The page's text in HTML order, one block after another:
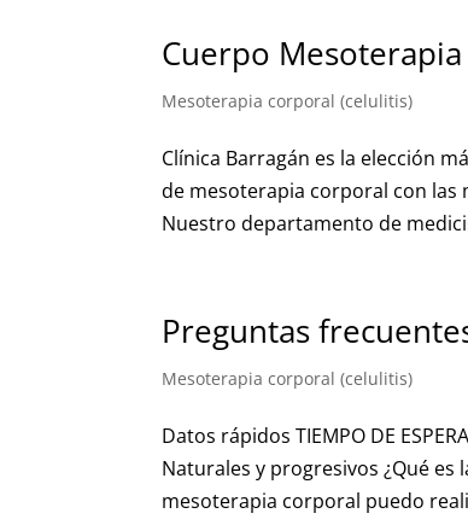
Cuerpo
Mesoterapia corporal (celulitis)
Clínica Barragán es la elección
de mesoterapia corporal con las
Nuestro departamento de
Preguntas
Mesoterapia corporal (celulitis)
Datos rápidos TIEMPO DE
Naturales y progresivos ¿Qué
mesoterapia corporal puedo